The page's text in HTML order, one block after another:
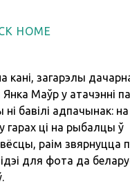
HOME
кані, загарэлы
Янка Маўр у атачэнні
ні бавілі адпачынак: на
гарах ці на рыбалцы ў
раім звярнуцца
для фота да